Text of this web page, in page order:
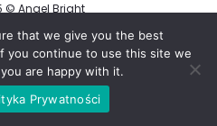
© Angel Bright
Prywatności
F
a
c
s
that we give you the best
you continue to use this site we
are happy with it.
Prywatności